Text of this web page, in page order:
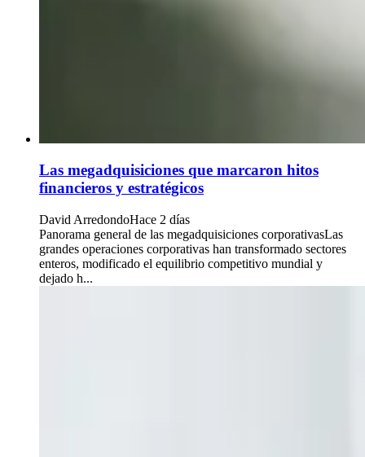
Las megadquisiciones que marcaron hitos
financieros y estratégicos
David ArredondoHace 2 días
Panorama general de las megadquisiciones corporativasLas
grandes operaciones corporativas han transformado sectores
enteros, modificado el equilibrio competitivo mundial y
dejado h...